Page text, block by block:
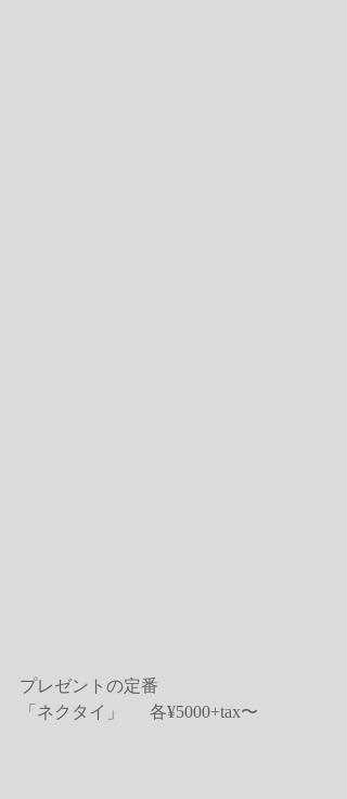
プレゼントの定番
「ネクタイ」      各¥5000+tax〜